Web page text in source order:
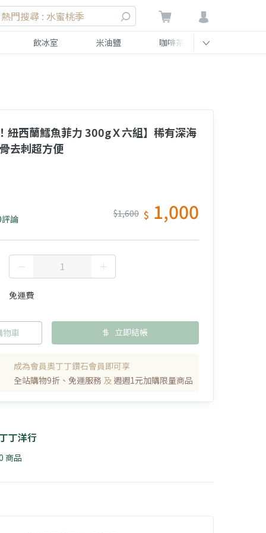
熱門搜尋 : 水蜜桃季
飲冰室 米油鹽 咖啡茶
紐西蘭鱈魚菲力 300gＸ六組】稀有深海
去刺超方便
論
$1,600 $ 1,000
免運費
物車 立即結帳
成為會員奧丁丁鑽石會員即可享
全站購物9折、免運服務 及 週週1元加購限量商品
丁洋行
商品